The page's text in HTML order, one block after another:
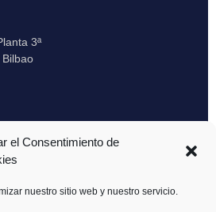
el Consentimiento de
nuestro sitio web y nuestro servicio.
3ª